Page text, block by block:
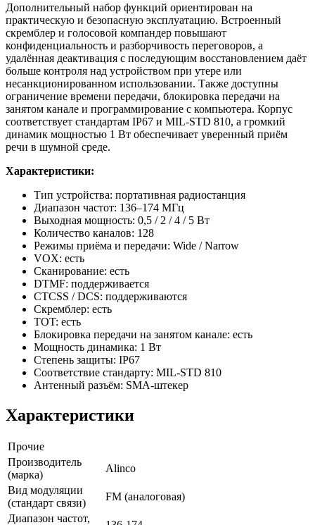
Дополнительный набор функций ориентирован на
практическую и безопасную эксплуатацию. Встроенный
скремблер и голосовой компандер повышают
конфиденциальность и разборчивость переговоров, а
удалённая деактивация с последующим восстановлением даёт
больше контроля над устройством при утере или
несанкционированном использовании. Также доступны
ограничение времени передачи, блокировка передачи на
занятом канале и программирование с компьютера. Корпус
соответствует стандартам IP67 и MIL-STD 810, а громкий
динамик мощностью 1 Вт обеспечивает уверенный приём
речи в шумной среде.
Характеристики:
Тип устройства: портативная радиостанция
Диапазон частот: 136–174 МГц
Выходная мощность: 0,5 / 2 / 4 / 5 Вт
Количество каналов: 128
Режимы приёма и передачи: Wide / Narrow
VOX: есть
Сканирование: есть
DTMF: поддерживается
CTCSS / DCS: поддерживаются
Скремблер: есть
TOT: есть
Блокировка передачи на занятом канале: есть
Мощность динамика: 1 Вт
Степень защиты: IP67
Соответствие стандарту: MIL-STD 810
Антенный разъём: SMA-штекер
Характеристики
Прочие
Производитель
(марка)
Alinco
Вид модуляции
(стандарт связи)
FM (аналоговая)
Диапазон частот,